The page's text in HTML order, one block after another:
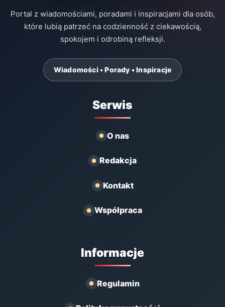
Portal z wiadomościami, poradami i inspiracjami dla osób,
które lubią patrzeć na codzienność z ciekawością,
spokojem i odrobiną refleksji.
Wiadomości • Porady • Inspiracje
Serwis
O nas
Redakcja
Kontakt
Współpraca
Informacje
Regulamin